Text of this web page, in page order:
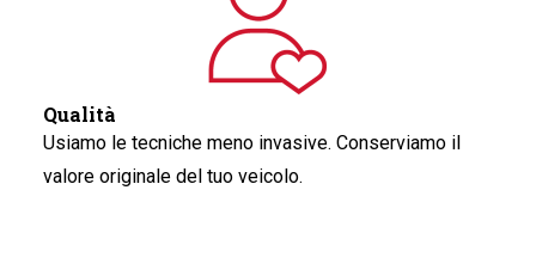
Qualità
Usiamo le tecniche meno invasive. Conserviamo il
valore originale del tuo veicolo.